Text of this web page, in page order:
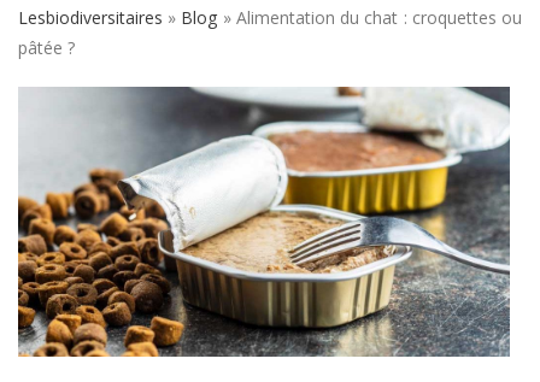
Lesbiodiversitaires » Blog » Alimentation du chat : croquettes ou
pâtée ?